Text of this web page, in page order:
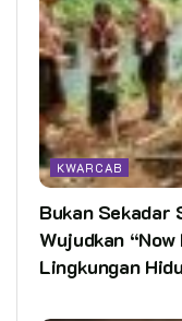
KWARCAB
Bukan Sekadar
Wujudkan
Lingkungan